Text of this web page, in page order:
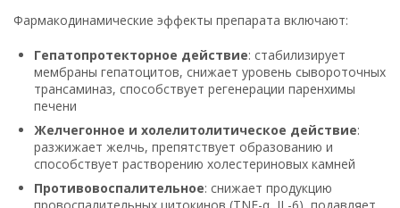
Фармакодинамические эффекты препарата включают:
Гепатопротекторное действие: стабилизирует
мембраны гепатоцитов, снижает уровень сывороточных
трансаминаз, способствует регенерации паренхимы
печени
Желчегонное и холелитолитическое действие:
разжижает желчь, препятствует образованию и
способствует растворению холестериновых камней
Противовоспалительное: снижает продукцию